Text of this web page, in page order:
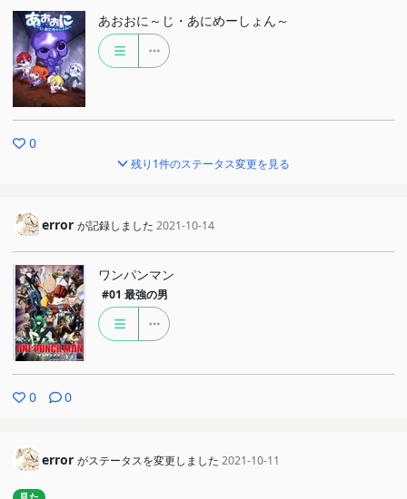
あおおに～じ・あにめーしょん～
0
残り1件のステータス変更を見る
error が記録しました 2021-10-14
ワンパンマン
#01 最強の男
0 0
error がステータスを変更しました 2021-10-11